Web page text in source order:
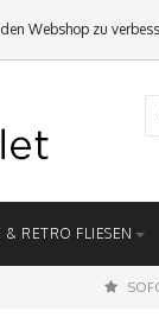
& RETRO FLIESEN
Webshop zu